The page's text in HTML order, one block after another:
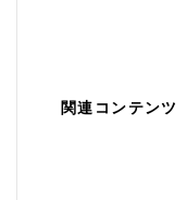
関連コンテンツ